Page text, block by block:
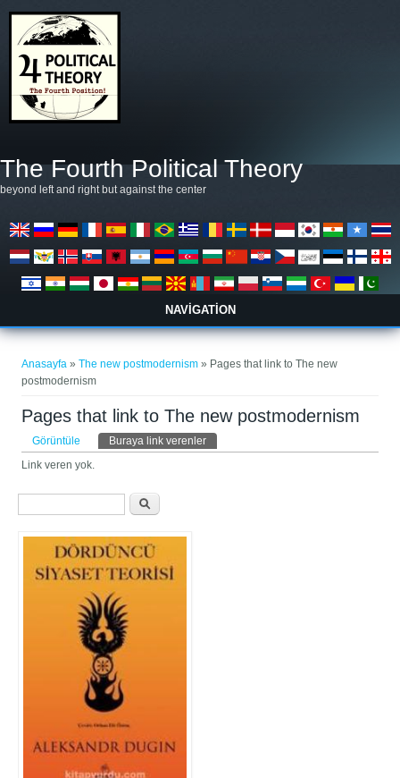
The Fourth Political Theory
beyond left and right but against the center
NAVIGATION
Anasayfa »The new postmodernism » Pages that link to The new
postmodernism
Pages that link to The new postmodernism
Birincil sekmeler
Görüntüle Buraya link verenler
Link veren yok.
Arama formu